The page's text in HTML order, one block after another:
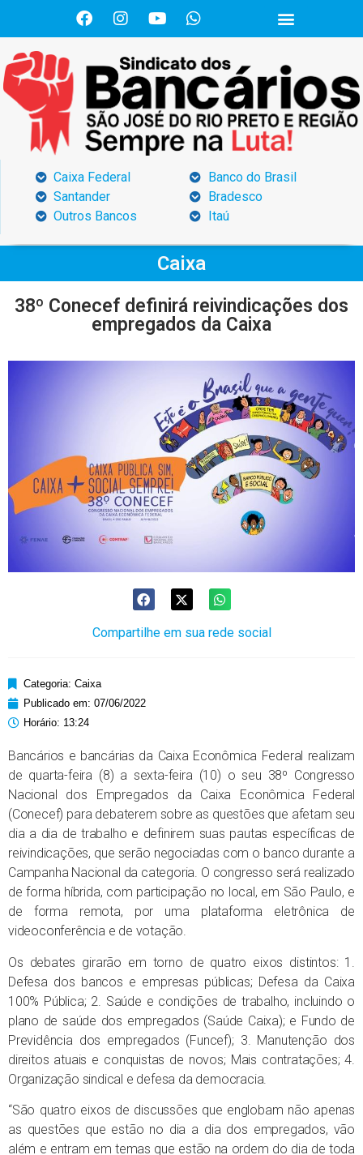
Caixa Federal
Santander
Outros Bancos
Banco do Brasil
Bradesco
Itaú
Caixa
38º Conecef definirá reivindicações dos
empregados da Caixa
Compartilhe em sua rede social
Categoria: Caixa
Publicado em: 07/06/2022
Horário: 13:24
Bancários e bancárias da Caixa Econômica Federal realizam
de quarta-feira (8) a sexta-feira (10) o seu 38º Congresso
Nacional dos Empregados da Caixa Econômica Federal
(Conecef) para debaterem sobre as questões que afetam seu
dia a dia de trabalho e definirem suas pautas específicas de
reivindicações, que serão negociadas com o banco durante a
Campanha Nacional da categoria. O congresso será realizado
de forma híbrida, com participação no local, em São Paulo, e
de forma remota, por uma plataforma eletrônica de
videoconferência e de votação.
Os debates girarão em torno de quatro eixos distintos: 1.
Defesa dos bancos e empresas públicas; Defesa da Caixa
100% Pública; 2. Saúde e condições de trabalho, incluindo o
plano de saúde dos empregados (Saúde Caixa); e Fundo de
Previdência dos empregados (Funcef); 3. Manutenção dos
direitos atuais e conquistas de novos; Mais contratações; 4.
Organização sindical e defesa da democracia.
“São quatro eixos de discussões que englobam não apenas
as questões que estão no dia a dia dos empregados, vão
além e entram em temas que estão na ordem do dia de toda